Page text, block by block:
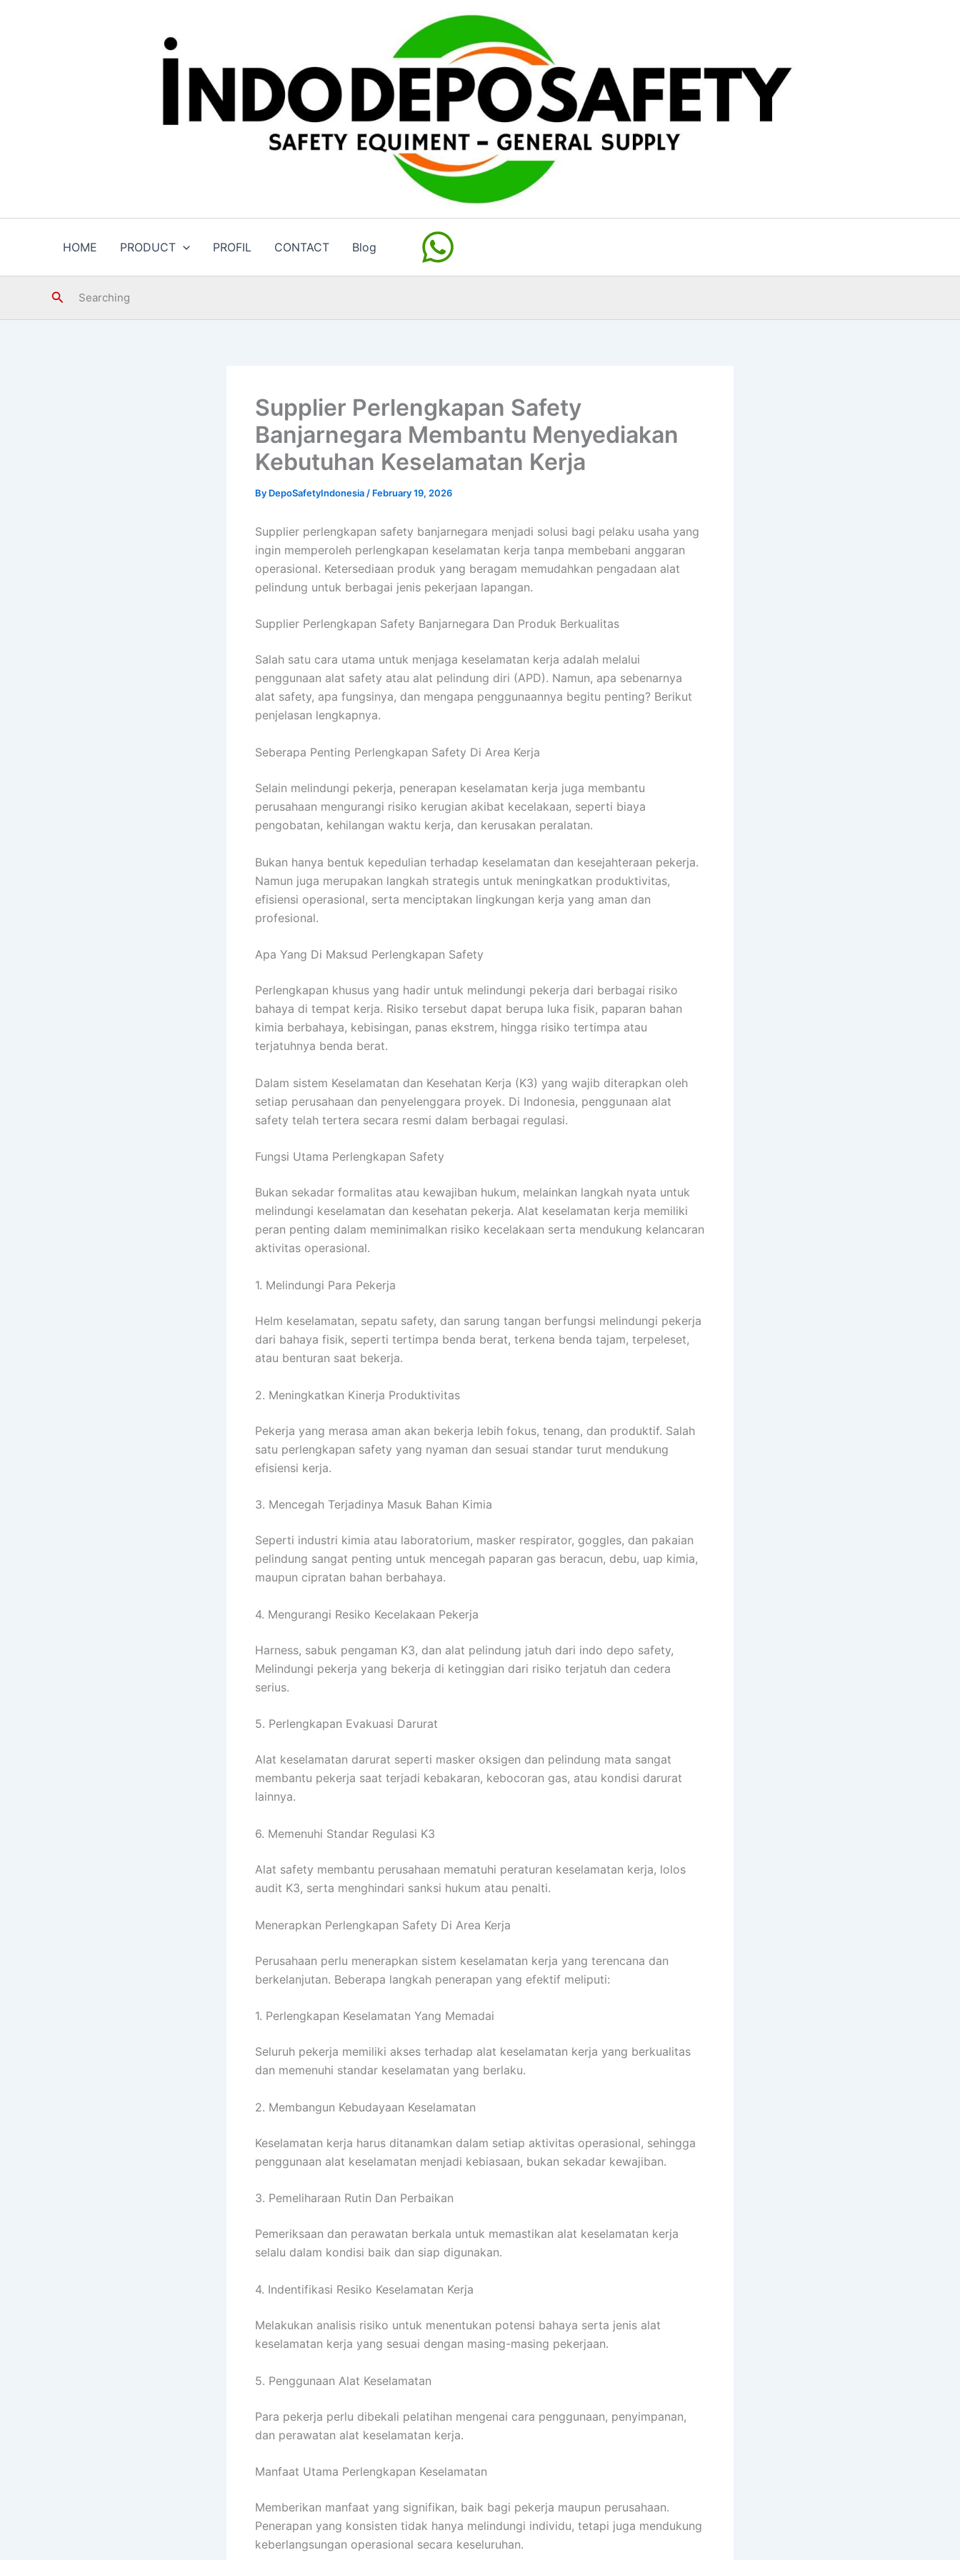
HOME PRODUCT PROFIL CONTACT Blog
SearchSearching
Supplier Perlengkapan Safety
Banjarnegara Membantu Menyediakan
Kebutuhan Keselamatan Kerja
By DepoSafetyIndonesia / February 19, 2026
Supplier perlengkapan safety banjarnegara menjadi solusi bagi pelaku usaha yang
ingin memperoleh perlengkapan keselamatan kerja tanpa membebani anggaran
operasional. Ketersediaan produk yang beragam memudahkan pengadaan alat
pelindung untuk berbagai jenis pekerjaan lapangan.
Supplier Perlengkapan Safety Banjarnegara Dan Produk Berkualitas
Salah satu cara utama untuk menjaga keselamatan kerja adalah melalui
penggunaan alat safety atau alat pelindung diri (APD). Namun, apa sebenarnya
alat safety, apa fungsinya, dan mengapa penggunaannya begitu penting? Berikut
penjelasan lengkapnya.
Seberapa Penting Perlengkapan Safety Di Area Kerja
Selain melindungi pekerja, penerapan keselamatan kerja juga membantu
perusahaan mengurangi risiko kerugian akibat kecelakaan, seperti biaya
pengobatan, kehilangan waktu kerja, dan kerusakan peralatan.
Bukan hanya bentuk kepedulian terhadap keselamatan dan kesejahteraan pekerja.
Namun juga merupakan langkah strategis untuk meningkatkan produktivitas,
efisiensi operasional, serta menciptakan lingkungan kerja yang aman dan
profesional.
Apa Yang Di Maksud Perlengkapan Safety
Perlengkapan khusus yang hadir untuk melindungi pekerja dari berbagai risiko
bahaya di tempat kerja. Risiko tersebut dapat berupa luka fisik, paparan bahan
kimia berbahaya, kebisingan, panas ekstrem, hingga risiko tertimpa atau
terjatuhnya benda berat.
Dalam sistem Keselamatan dan Kesehatan Kerja (K3) yang wajib diterapkan oleh
setiap perusahaan dan penyelenggara proyek. Di Indonesia, penggunaan alat
safety telah tertera secara resmi dalam berbagai regulasi.
Fungsi Utama Perlengkapan Safety
Bukan sekadar formalitas atau kewajiban hukum, melainkan langkah nyata untuk
melindungi keselamatan dan kesehatan pekerja. Alat keselamatan kerja memiliki
peran penting dalam meminimalkan risiko kecelakaan serta mendukung kelancaran
aktivitas operasional.
1. Melindungi Para Pekerja
Helm keselamatan, sepatu safety, dan sarung tangan berfungsi melindungi pekerja
dari bahaya fisik, seperti tertimpa benda berat, terkena benda tajam, terpeleset,
atau benturan saat bekerja.
2. Meningkatkan Kinerja Produktivitas
Pekerja yang merasa aman akan bekerja lebih fokus, tenang, dan produktif. Salah
satu perlengkapan safety yang nyaman dan sesuai standar turut mendukung
efisiensi kerja.
3. Mencegah Terjadinya Masuk Bahan Kimia
Seperti industri kimia atau laboratorium, masker respirator, goggles, dan pakaian
pelindung sangat penting untuk mencegah paparan gas beracun, debu, uap kimia,
maupun cipratan bahan berbahaya.
4. Mengurangi Resiko Kecelakaan Pekerja
Harness, sabuk pengaman K3, dan alat pelindung jatuh dari indo depo safety,
Melindungi pekerja yang bekerja di ketinggian dari risiko terjatuh dan cedera
serius.
5. Perlengkapan Evakuasi Darurat
Alat keselamatan darurat seperti masker oksigen dan pelindung mata sangat
membantu pekerja saat terjadi kebakaran, kebocoran gas, atau kondisi darurat
lainnya.
6. Memenuhi Standar Regulasi K3
Alat safety membantu perusahaan mematuhi peraturan keselamatan kerja, lolos
audit K3, serta menghindari sanksi hukum atau penalti.
Menerapkan Perlengkapan Safety Di Area Kerja
Perusahaan perlu menerapkan sistem keselamatan kerja yang terencana dan
berkelanjutan. Beberapa langkah penerapan yang efektif meliputi:
1. Perlengkapan Keselamatan Yang Memadai
Seluruh pekerja memiliki akses terhadap alat keselamatan kerja yang berkualitas
dan memenuhi standar keselamatan yang berlaku.
2. Membangun Kebudayaan Keselamatan
Keselamatan kerja harus ditanamkan dalam setiap aktivitas operasional, sehingga
penggunaan alat keselamatan menjadi kebiasaan, bukan sekadar kewajiban.
3. Pemeliharaan Rutin Dan Perbaikan
Pemeriksaan dan perawatan berkala untuk memastikan alat keselamatan kerja
selalu dalam kondisi baik dan siap digunakan.
4. Indentifikasi Resiko Keselamatan Kerja
Melakukan analisis risiko untuk menentukan potensi bahaya serta jenis alat
keselamatan kerja yang sesuai dengan masing-masing pekerjaan.
5. Penggunaan Alat Keselamatan
Para pekerja perlu dibekali pelatihan mengenai cara penggunaan, penyimpanan,
dan perawatan alat keselamatan kerja.
Manfaat Utama Perlengkapan Keselamatan
Memberikan manfaat yang signifikan, baik bagi pekerja maupun perusahaan.
Penerapan yang konsisten tidak hanya melindungi individu, tetapi juga mendukung
keberlangsungan operasional secara keseluruhan.